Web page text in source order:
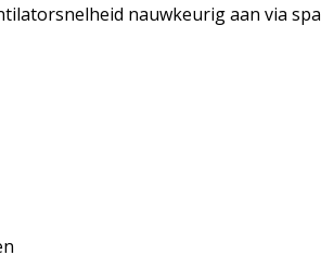
nauwkeurig aan via